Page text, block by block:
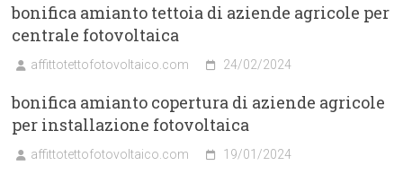
bonifica amianto tettoia di aziende agricole per
centrale fotovoltaica
affittotettofotovoltaico.com 24/02/2024
bonifica amianto copertura di aziende agricole
per installazione fotovoltaica
affittotettofotovoltaico.com 19/01/2024